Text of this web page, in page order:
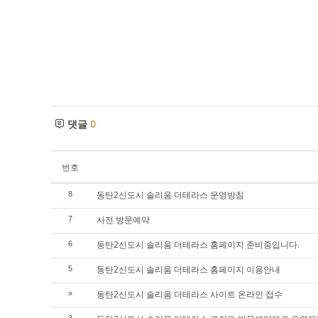
댓글 0
번호
8 동탄2신도시 솔리움 더테라스 운영방침
7 사전 방문예약
6 동탄2신도시 솔리움 더테라스 홈페이지 준비중입니다.
5 동탄2신도시 솔리움 더테라스 홈페이지 이용안내
» 동탄2신도시 솔리움 더테라스 사이트 온라인 접수